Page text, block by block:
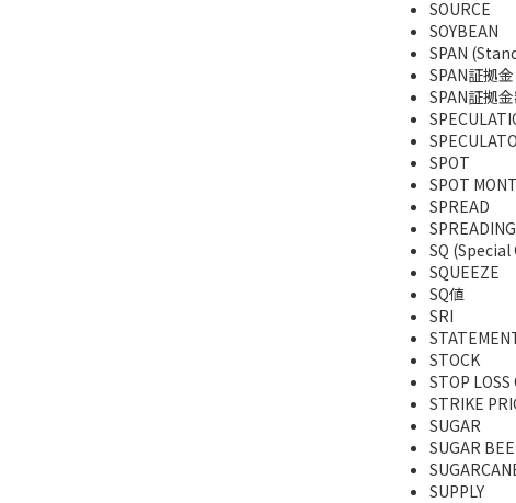
SOURCE
SOYBEAN
SPAN
SPAN証拠金
SPAN証拠
SPOT
SPOT
SPREAD
SPREADING
SQ
SQUEEZE
SQ値
SRI
STOCK
STOP
STRIKE
SUGAR
SUGAR
SUPPLY